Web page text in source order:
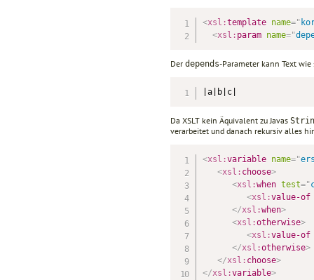
<xsl:template name="
<xsl: param name="
Der depends-Parameter kann Text wie
|a|b|c|
Da XSLT kein Äquivalent zu Javas
verarbeitet und danach rekursiv alles
<xsl:variable name="
<xsl: choose>
<xsl:when test="
<xsl:value-of
</xsl:when>
<xsl:otherwise>
<xsl:value-of
</xsl:otherwise>
</xsl: choose>
</xsl:variable>